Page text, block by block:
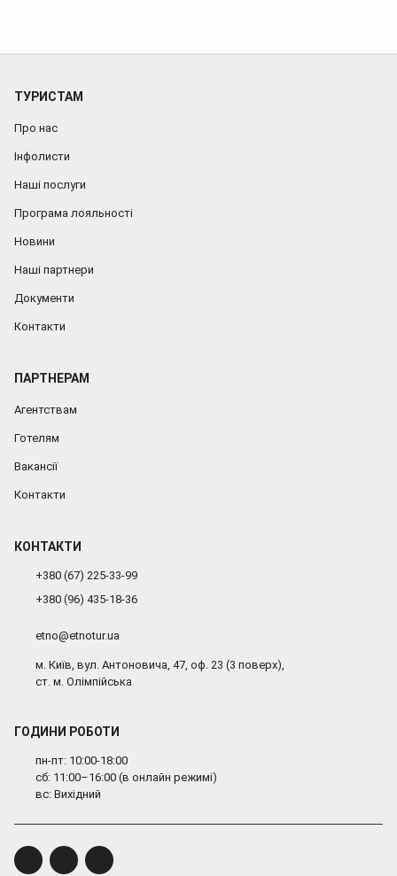
ТУРИСТАМ
Про нас
Інфолисти
Наші послуги
Програма лояльності
Новини
Наші партнери
Документи
Контакти
ПАРТНЕРАМ
Агентствам
Готелям
Вакансії
Контакти
КОНТАКТИ
+380 (67) 225-33-99
+380 (96) 435-18-36
etno@etnotur.ua
м. Київ, вул. Антоновича, 47, оф. 23 (3 поверх),
ст. м. Олімпійська
ГОДИНИ РОБОТИ
пн-пт: 10:00-18:00
сб: 11:00–16:00 (в онлайн режимі)
вс: Вихідний